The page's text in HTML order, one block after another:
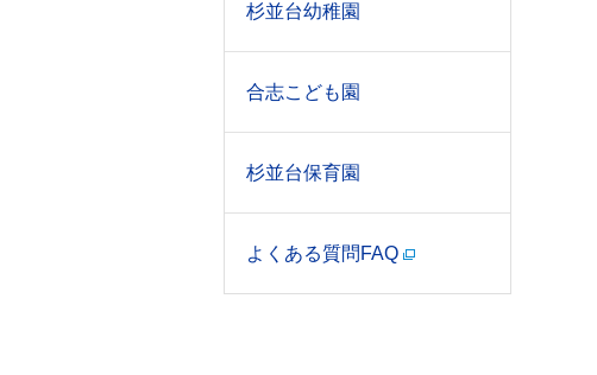
杉並台幼稚園
合志こども園
杉並台保育園
よくある質問FAQ